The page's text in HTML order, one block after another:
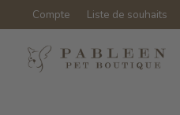
Compte Liste de souhaits